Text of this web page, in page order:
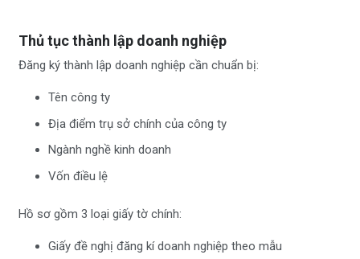
Thủ tục thành lập doanh nghiệp
Đăng ký thành lập doanh nghiệp cần chuẩn bị:
Tên công ty
Địa điểm trụ sở chính của công ty
Ngành nghề kinh doanh
Vốn điều lệ
Hồ sơ gồm 3 loại giấy tờ chính:
Giấy đề nghị đăng kí doanh nghiệp theo mẫu